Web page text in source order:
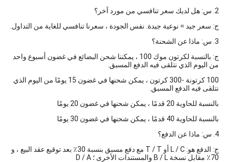
2. س: هل لديك سعر تنافسي من مورد آخر؟
ج: سعر جيد = نوعية جيدة. نفس الجودة ، سعرنا تنافسي للغاية من التداول.
3. س: ماذا عن الشحنة؟
ج: بالنسبة لكرتون موك 100 ، يمكننا شحن البضائع في غضون أسبوع واحد
من اليوم الذي نتلقى فيه الدفع المسبق.
100 كرتونة -300 كرتون ، يمكن شحنها في غضون 15 يومًا من اليوم الذي
نتلقى فيه الدفع المسبق.
بالنسبة للحاوية 20 قدمًا ، يمكن شحنها في غضون 20 يومًا
بالنسبة للحاوية 40 قدمًا ، يمكن شحنها في غضون 30 يومًا
4. س: ماذا عن الدفع؟
ج: الدفع هو: L / C أو T / T مع دفع مسبق بنسبة 30٪ بعد توقيع عقد البيع ، و
70٪ مقابل نسخة B / L والمستندات الأخرى ؛ D / A